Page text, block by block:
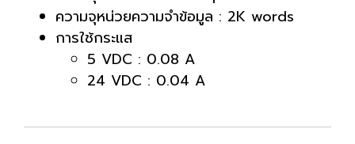
ความจุหน่วยความจำข้อมูล : 2K words
การใช้กระแส
5 VDC : 0.08 A
24 VDC : 0.04 A